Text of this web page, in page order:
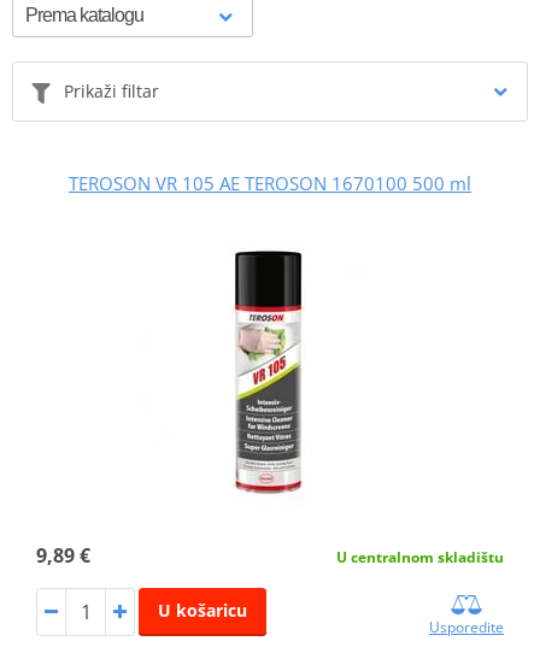
Prikaži filtar
TEROSON VR 105 AE TEROSON 1670100 500 ml
9,89 € U centralnom skladištu
U košaricu
Usporedite